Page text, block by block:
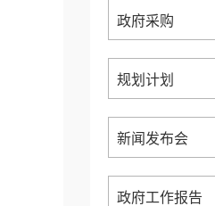
政府采购
规划计划
新闻发布会
政府工作报告